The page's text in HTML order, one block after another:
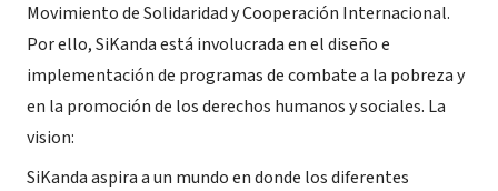
Movimiento de Solidaridad y Cooperación Internacional.
Por ello, SiKanda está involucrada en el diseño e
implementación de programas de combate a la pobreza y
en la promoción de los derechos humanos y sociales. La
vision:
SiKanda aspira a un mundo en donde los diferentes